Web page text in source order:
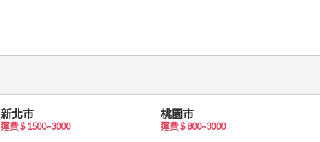
新北市
運費 $ 1500~3000
桃園市
運費 $ 800~3000